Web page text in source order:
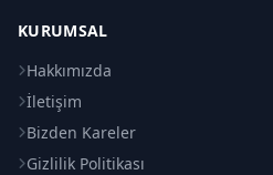
KURUMSAL
Hakkımızda
İletişim
Bizden Kareler
Gizlilik Politikası